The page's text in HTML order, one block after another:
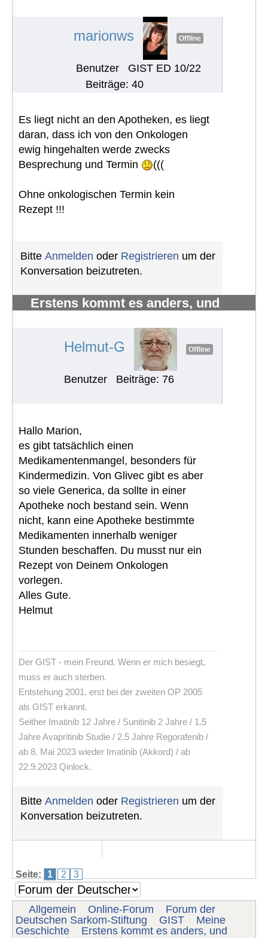
marionws Offline
Benutzer
GIST ED 10/22
Beiträge: 40
Es liegt nicht an den Apotheken, es liegt
daran, dass ich von den Onkologen
ewig hingehalten werde zwecks
Besprechung und Termin
(((
Ohne onkologischen Termin kein
Rezept !!!
Bitte Anmelden oder Registrieren um der
Konversation beizutreten.
Erstens kommt es anders, und
Helmut-G Offline
Benutzer Beiträge: 76
Hallo Marion,
es gibt tatsächlich einen
Medikamentenmangel, besonders für
Kindermedizin. Von Glivec gibt es aber
so viele Generica, da sollte in einer
Apotheke noch bestand sein. Wenn
nicht, kann eine Apotheke bestimmte
Medikamenten innerhalb weniger
Stunden beschaffen. Du musst nur ein
Rezept von Deinem Onkologen
vorlegen.
Alles Gute.
Helmut
Der GIST - mein Freund. Wenn er mich besiegt,
muss er auch sterben.
Entstehung 2001, erst bei der zweiten OP 2005
als GIST erkannt.
Seither Imatinib 12 Jahre / Sunitinib 2 Jahre / 1.5
Jahre Avapritinib Studie / 2.5 Jahre Regorafenib /
ab 8. Mai 2023 wieder Imatinib (Akkord) / ab
22.9.2023 Qinlock.
Bitte Anmelden oder Registrieren um der
Konversation beizutreten.
Seite: 1 2 3
Allgemein Online-Forum
Forum der
Deutschen Sarkom-Stiftung
GIST
Meine
Geschichte
Erstens kommt es anders, und